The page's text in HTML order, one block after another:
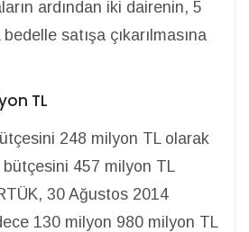
ardından iki dairenin, 5
satışa çıkarılmasına
TL
248 milyon TL olarak
bütçesini 457 milyon TL
30 Ağustos 2014
130 milyon 980 milyon TL